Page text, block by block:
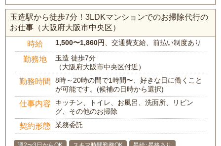
玉造駅から徒歩7分！3LDKマンションでのお掃除代行の
お仕事（大阪府大阪市中央区）
時給 1,500〜1,860円 、交通費支給、前払い制度あり
勤務地
玉造 徒歩7分
（大阪府大阪市中央区付近）
勤務時間
8時～20時の間で1時間〜、好きな日に働くこと
が可能です。(候補の日時から選択)
仕事内容
キッチン、トイレ、お風呂、洗面所、リビン
グ、その他のお掃除
契約形態 業務委託